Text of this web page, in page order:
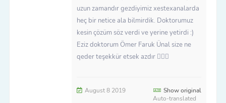
uzun zamandır gezdiyimiz xestexanalarda
heç bir netice ala bilmirdik. Doktorumuz
kesin çözüm söz verdi ve yerine yetirdi :)
Eziz doktorum Ömer Faruk Ünal size ne
qeder teşekkür etsek azdır 🙇🏻‍♀️
August 8 2019
Show original
Auto-translated